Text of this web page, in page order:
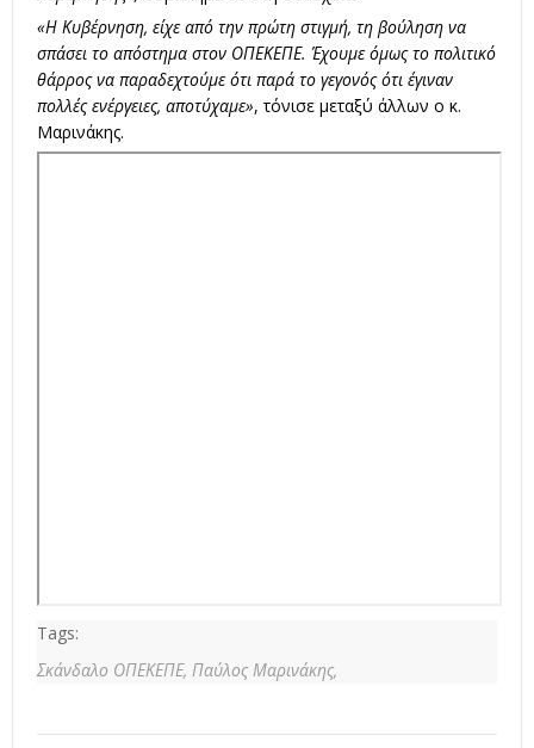
«Η Κυβέρνηση, είχε από την πρώτη στιγμή, τη βούληση να
σπάσει το απόστημα στον ΟΠΕΚΕΠΕ. Έχουμε όμως το πολιτικό
θάρρος να παραδεχτούμε ότι παρά το γεγονός ότι έγιναν
πολλές ενέργειες, αποτύχαμε», τόνισε μεταξύ άλλων ο κ.
Μαρινάκης.
Tags:
Σκάνδαλο ΟΠΕΚΕΠΕ, Παύλος Μαρινάκης,